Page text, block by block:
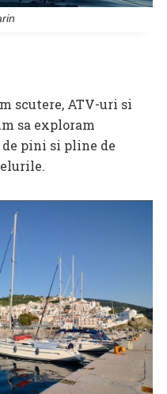
scutere, ATV-uri si
sa exploram
pini si pline de